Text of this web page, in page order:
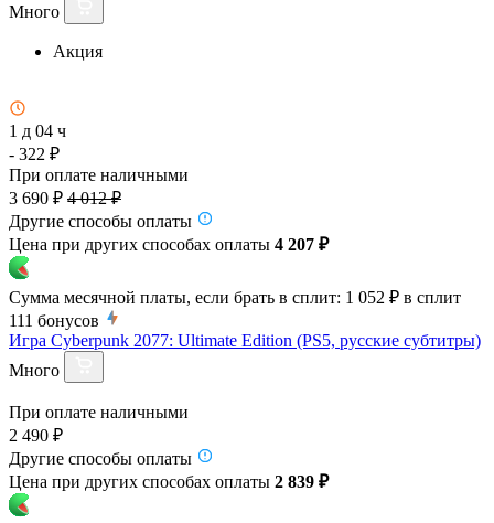
Много
Акция
1 д 04 ч
- 322 ₽
При оплате наличными
3 690 ₽ 4 012 ₽
Другие способы оплаты
Цена при других способах оплаты 4 207 ₽
Сумма месячной платы, если брать в сплит: 1 052 ₽ в сплит
111 бонусов
Игра Cyberpunk 2077: Ultimate Edition (PS5, русские субтитры)
Много
При оплате наличными
2 490 ₽
Другие способы оплаты
Цена при других способах оплаты 2 839 ₽